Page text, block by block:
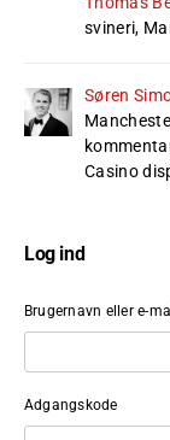
svineri,
Søren
Casino
Log ind
Brugernavn eller e-
Adgangskode